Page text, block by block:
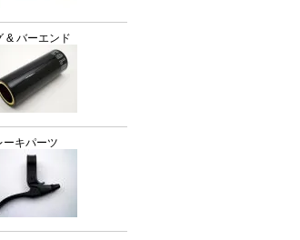
& バーエンド
ーキパーツ